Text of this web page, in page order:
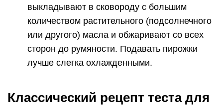
выкладывают в сковороду с большим
количеством растительного (подсолнечного
или другого) масла и обжаривают со всех
сторон до румяности. Подавать пирожки
лучше слегка охлажденными.
Классический рецепт теста для